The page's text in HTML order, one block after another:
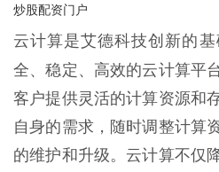
炒股配资门户
云计算是艾德科技创新的
全、稳定、高效的云计算平
客户提供灵活的计算资源和
自身的需求，随时调整计算
的维护和升级。云计算不仅